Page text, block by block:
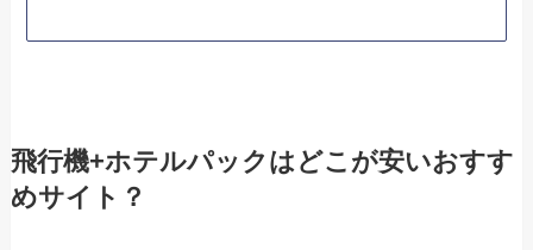
飛行機+ホテルパックはどこが安いおすす
めサイト？